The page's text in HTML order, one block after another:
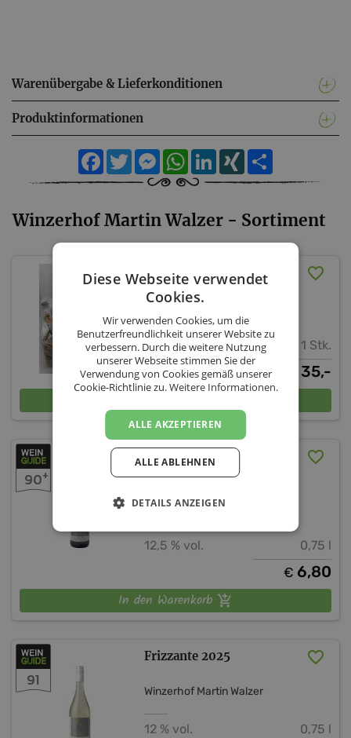
Warenübergabe & Lieferkonditionen
Produktinformationen
FacebookTwitterMessengerWhatsApp
LinkedIn
XING
Winzerhof Martin Walzer - Sortiment
Geschenkkorb nach Wahl
1 Stk.
35,-
Chardonnay Ried
Pulverturm Krems 2025
Winzerhof Martin Walzer
12,5 % vol. 0,75 l
€ 6,80
90+
In den Warenkorb
Frizzante 2025
Winzerhof Martin Walzer
12 % vol. 0,75 l
91
Diese Webseite verwendet
Cookies.
Wir verwenden Cookies, um die
Benutzerfreundlichkeit unserer Website zu
verbessern. Durch die weitere Nutzung
unserer Webseite stimmen Sie der
Verwendung von Cookies gemäß unserer
Cookie-Richtlinie zu.Weitere Informationen.
ALLE AKZEPTIEREN
ALLE ABLEHNEN
DETAILS ANZEIGEN